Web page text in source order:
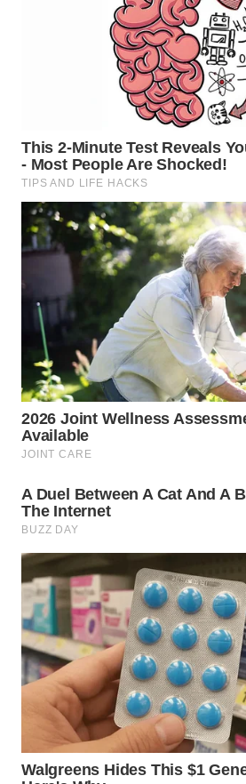
Lençóis Maranhenses e
verdadeiramente inesquecível